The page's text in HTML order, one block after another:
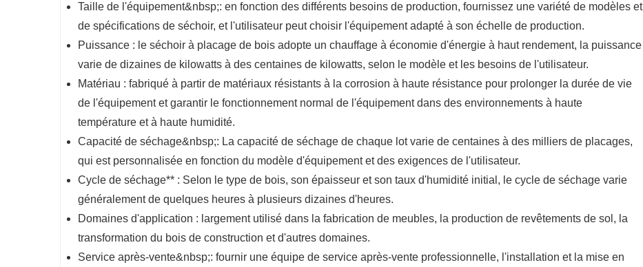
Taille de l'équipement&nbsp;: en fonction des différents besoins de production, fournissez une variété de modèles et
de spécifications de séchoir, et l'utilisateur peut choisir l'équipement adapté à son échelle de production.
Puissance : le séchoir à placage de bois adopte un chauffage à économie d'énergie à haut rendement, la puissance
varie de dizaines de kilowatts à des centaines de kilowatts, selon le modèle et les besoins de l'utilisateur.
Matériau : fabriqué à partir de matériaux résistants à la corrosion à haute résistance pour prolonger la durée de vie
de l'équipement et garantir le fonctionnement normal de l'équipement dans des environnements à haute
température et à haute humidité.
Capacité de séchage&nbsp;: La capacité de séchage de chaque lot varie de centaines à des milliers de placages,
qui est personnalisée en fonction du modèle d'équipement et des exigences de l'utilisateur.
Cycle de séchage** : Selon le type de bois, son épaisseur et son taux d'humidité initial, le cycle de séchage varie
généralement de quelques heures à plusieurs dizaines d'heures.
Domaines d'application : largement utilisé dans la fabrication de meubles, la production de revêtements de sol, la
transformation du bois de construction et d'autres domaines.
Service après-vente&nbsp;: fournir une équipe de service après-vente professionnelle, l'installation et la mise en